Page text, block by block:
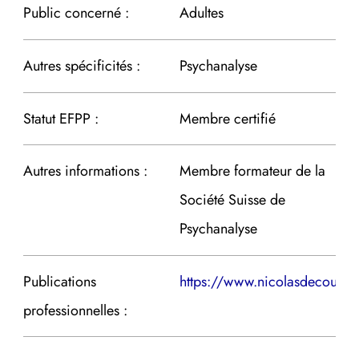
Public concerné : Adultes
Autres spécificités : Psychanalyse
Statut EFPP : Membre certifié
Autres informations :
Membre formateur de la
Société Suisse de
Psychanalyse
Publications
professionnelles :
https://